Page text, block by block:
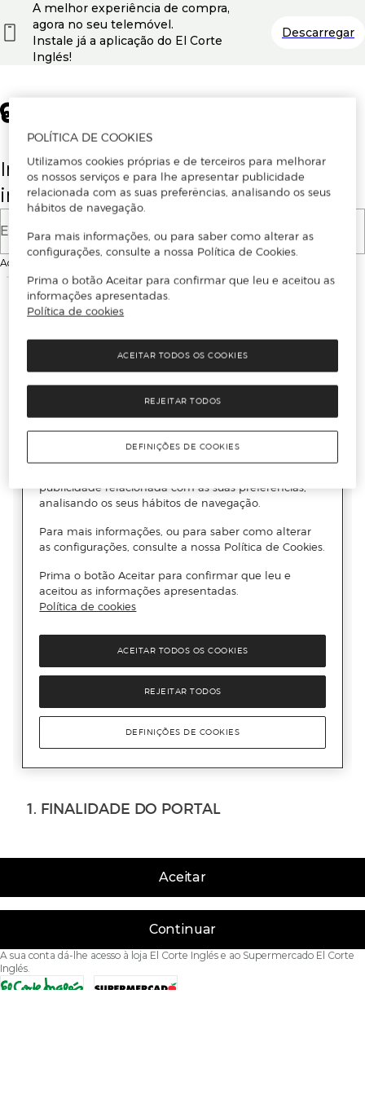
Insira o seu email para se registar ou
iniciar sessão.
E-mail
Ao continuar, aceitas as
Aceitar
Continuar
A sua conta dá-lhe acesso à loja El Corte Inglés e ao Supermercado El Corte
Inglés.
A melhor experiência de compra,
agora no seu telemóvel.
Instale já a aplicação do El Corte
Inglés!
Descarregar
POLÍTICA DE COOKIES
Utilizamos cookies próprias e de terceiros para melhorar
os nossos serviços e para lhe apresentar publicidade
relacionada com as suas preferências, analisando os seus
hábitos de navegação.
Para mais informações, ou para saber como alterar as
configurações, consulte a nossa Política de Cookies.
Prima o botão Aceitar para confirmar que leu e aceitou as
informações apresentadas.
Política de cookies
REJEITAR TODOS
ACEITAR TODOS OS COOKIES
DEFINIÇÕES DE COOKIES